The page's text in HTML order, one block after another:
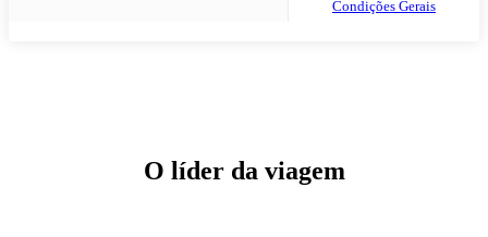
Condições Gerais
O líder da viagem